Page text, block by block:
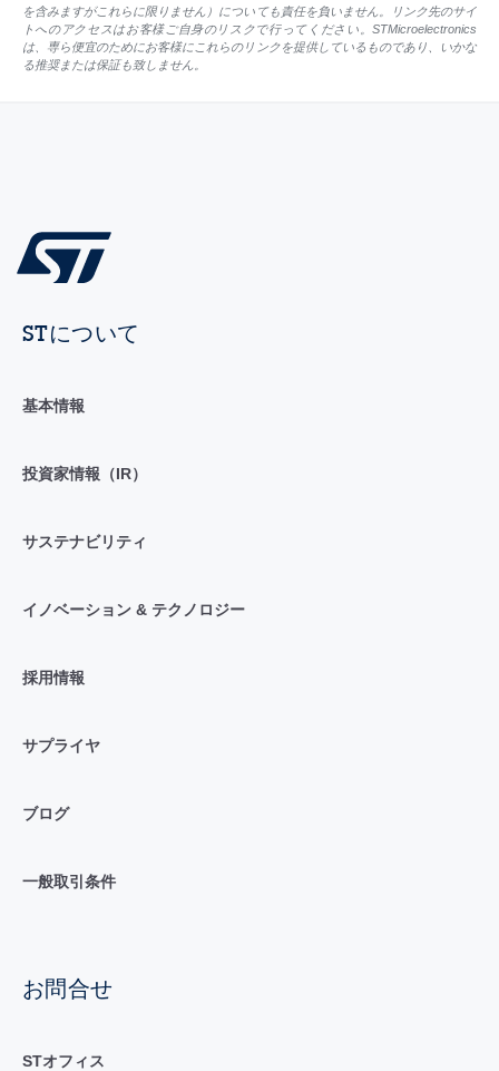
を含みますがこれらに限りません）についても責任を負いません。リンク先のサイ
トへのアクセスはお客様ご自身のリスクで行ってください。STMicroelectronics
は、専ら便宜のためにお客様にこれらのリンクを提供しているものであり、いかな
る推奨または保証も致しません。
STについて
基本情報
投資家情報（IR）
サステナビリティ
イノベーション & テクノロジー
採用情報
サプライヤ
ブログ
一般取引条件
お問合せ
STオフィス